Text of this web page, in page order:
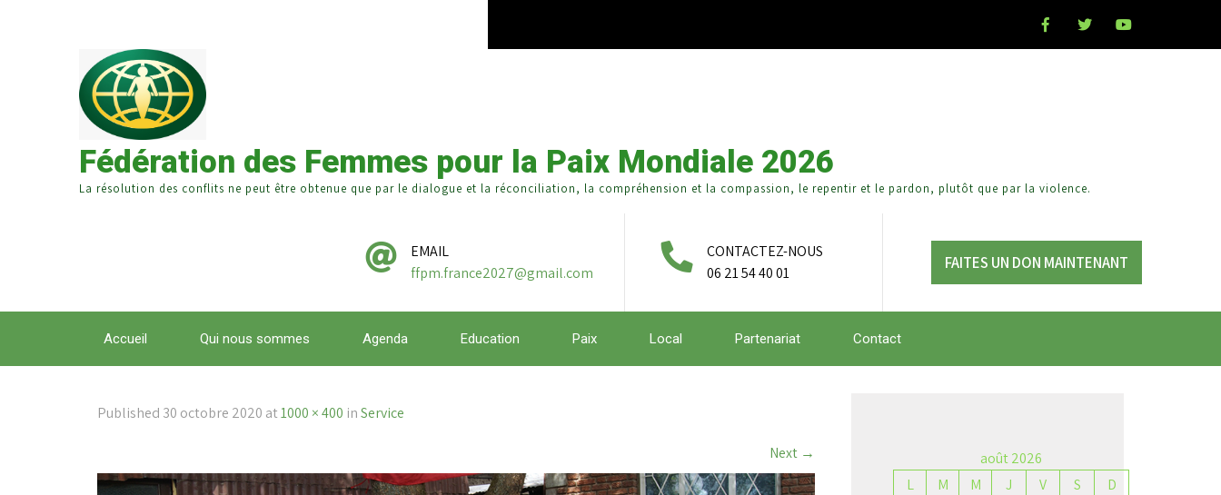
Fédération des Femmes pour la Paix Mondiale 2026
La résolution des conflits ne peut être obtenue que par le dialogue et la réconciliation, la compréhension et la compassion, le repentir et le pardon, plutôt que par la violence.
EMAIL
ffpm.france2027@gmail.com
CONTACTEZ-NOUS
06 21 54 40 01
FAITES UN DON MAINTENANT
Accueil Qui nous sommes Agenda Education Paix Local Partenariat Contact
Published 30 octobre 2020 at1000 × 400 inService
Next →
août 2026
L
M M J V S
D